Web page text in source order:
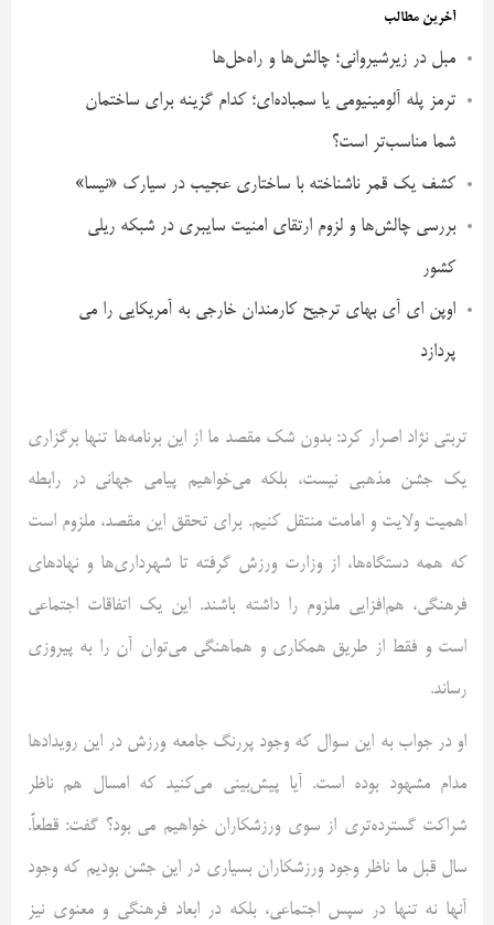
آخرین مطالب
مبل در زیرشیروانی؛ چالش‌ها و راه‌حل‌ها
ترمز پله آلومینیومی یا سمباده‌ای؛ کدام گزینه برای ساختمان
شما مناسب‌تر است؟
کشف یک قمر ناشناخته با ساختاری عجیب در سیارک «نیسا»
بررسی چالش‌ها و لزوم ارتقای امنیت سایبری در شبکه ریلی
کشور
اوپن ای آی بهای ترجیح کارمندان خارجی به آمریکایی را می
پردازد
تربتی نژاد اصرار کرد: بدون شک مقصد ما از این برنامه‌ها تنها برگزاری
یک جشن مذهبی نیست، بلکه می‌خواهیم پیامی جهانی در رابطه
اهمیت ولایت و امامت منتقل کنیم. برای تحقق این مقصد، ملزوم است
که همه دستگاه‌ها، از وزارت ورزش گرفته تا شهرداری‌ها و نهادهای
فرهنگی، هم‌افزایی ملزوم را داشته باشند. این یک اتفاقات اجتماعی
است و فقط از طریق همکاری و هماهنگی می‌توان آن را به پیروزی
رساند.
او در جواب به این سوال که وجود پررنگ جامعه ورزش در این رویدادها
مدام مشهود بوده است. آیا پیش‌بینی می‌کنید که امسال هم ناظر
شراکت گسترده‌تری از سوی ورزشکاران خواهیم می بود؟ گفت: قطعاً.
سال قبل ما ناظر وجود ورزشکاران بسیاری در این جشن بودیم که وجود
آنها نه تنها در سپس اجتماعی، بلکه در ابعاد فرهنگی و معنوی نیز